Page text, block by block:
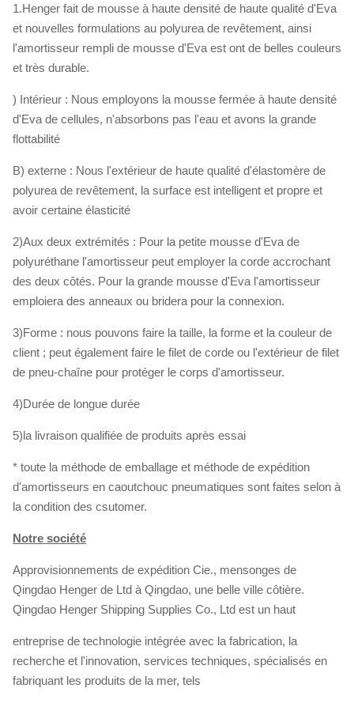
1.Henger fait de mousse à haute densité de haute qualité d'Eva
et nouvelles formulations au polyurea de revêtement, ainsi
l'amortisseur rempli de mousse d'Eva est ont de belles couleurs
et très durable.
) Intérieur : Nous employons la mousse fermée à haute densité
d'Eva de cellules, n'absorbons pas l'eau et avons la grande
flottabilité
B) externe : Nous l'extérieur de haute qualité d'élastomère de
polyurea de revêtement, la surface est intelligent et propre et
avoir certaine élasticité
2)Aux deux extrémités : Pour la petite mousse d'Eva de
polyuréthane l'amortisseur peut employer la corde accrochant
des deux côtés. Pour la grande mousse d'Eva l'amortisseur
emploiera des anneaux ou bridera pour la connexion.
3)Forme : nous pouvons faire la taille, la forme et la couleur de
client ; peut également faire le filet de corde ou l'extérieur de filet
de pneu-chaîne pour protéger le corps d'amortisseur.
4)Durée de longue durée
5)la livraison qualifiée de produits après essai
* toute la méthode de emballage et méthode de expédition
d'amortisseurs en caoutchouc pneumatiques sont faites selon à
la condition des csutomer.
Notre société
Approvisionnements de expédition Cie., mensonges de
Qingdao Henger de Ltd à Qingdao, une belle ville côtière.
Qingdao Henger Shipping Supplies Co., Ltd est un haut
entreprise de technologie intégrée avec la fabrication, la
recherche et l'innovation, services techniques, spécialisés en
fabriquant les produits de la mer, tels